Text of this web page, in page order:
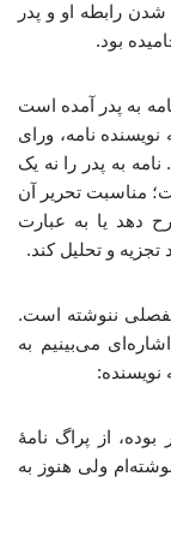
رابطه او و پدر
بود.
به پدر آمده است
نامه، ورای
به پدر را نه یک
مناسبت تحریر آن
دهد یا به عبارت
و تحلیل کند.
مفصلی ننوشته است.
می‌بینیم به
نویسنده:
از پراگ نامهٔ
ولی هنوز به